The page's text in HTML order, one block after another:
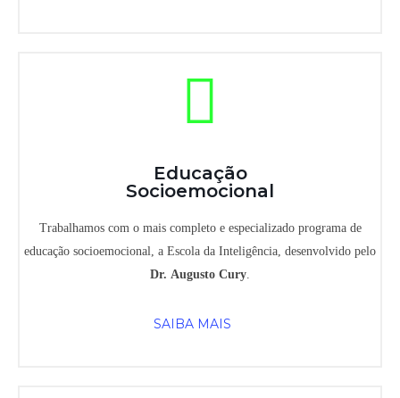
Educação
Socioemocional
Trabalhamos com o mais completo e especializado programa de
educação socioemocional, a Escola da Inteligência, desenvolvido pelo
Dr. Augusto Cury.
SAIBA MAIS